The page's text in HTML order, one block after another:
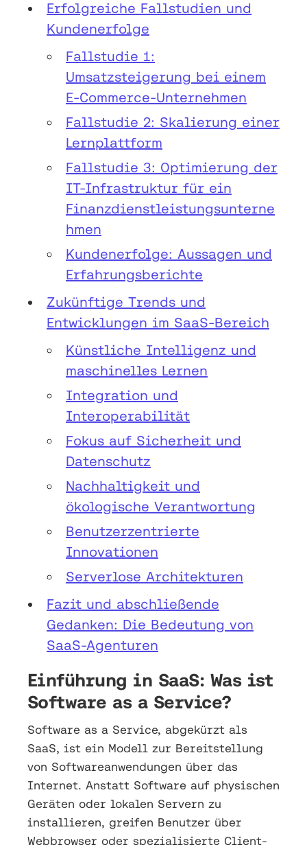
Erfolgreiche Fallstudien und
Kundenerfolge
Fallstudie 1:
Umsatzsteigerung bei einem
E-Commerce-Unternehmen
Fallstudie 2: Skalierung einer
Lernplattform
Fallstudie 3: Optimierung der
IT-Infrastruktur für ein
Finanzdienstleistungsunterne
hmen
Kundenerfolge: Aussagen und
Erfahrungsberichte
Zukünftige Trends und
Entwicklungen im SaaS-Bereich
Künstliche Intelligenz und
maschinelles Lernen
Integration und
Interoperabilität
Fokus auf Sicherheit und
Datenschutz
Nachhaltigkeit und
ökologische Verantwortung
Benutzerzentrierte
Innovationen
Serverlose Architekturen
Fazit und abschließende
Gedanken: Die Bedeutung von
SaaS-Agenturen
Einführung in SaaS: Was ist
Software as a Service?
Software as a Service, abgekürzt als
SaaS, ist ein Modell zur Bereitstellung
von Softwareanwendungen über das
Internet. Anstatt Software auf physischen
Geräten oder lokalen Servern zu
installieren, greifen Benutzer über
Webbrowser oder spezialisierte Client-